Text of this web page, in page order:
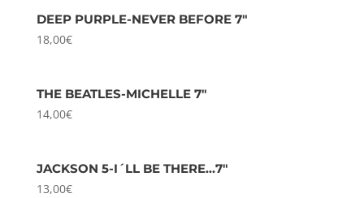
DEEP PURPLE-NEVER BEFORE 7″
18,00€
THE BEATLES-MICHELLE 7″
14,00€
JACKSON 5-I´LL BE THERE…7″
13,00€